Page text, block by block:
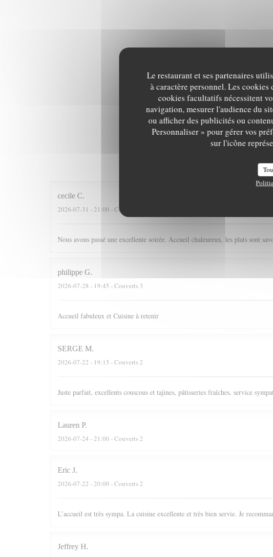
Le restaurant et ses partenaires
à caractère personnel. Les
cookies facultatifs nécessitent
navigation, mesurer l'audience du
ou afficher des publicités ou
Personnaliser » pour gérer vos
sur l'icône
cecile C
2026-07-31 - 21:00 - Couverts 4
Nous avons passé une excellente soirée. Accueil chaleureux, les plats sont
philippe G
2026-07-28 - 19:45 - Couverts 3
Accueil fabuleux et Cuisine à retenir
SERGE M
2026-07-22 - 19:15 - Couverts 2
Juste parfait, excellents couscous et tajines, pâtisseries fraîches, service
Lauren P
2026-07-24 - 21:00 - Couverts 2
Eric J
2026-07-22 - 20:00 - Couverts 2
L’accueil est très sympa. La cuisine excellente et très bien servie. Je
Jeffrey H